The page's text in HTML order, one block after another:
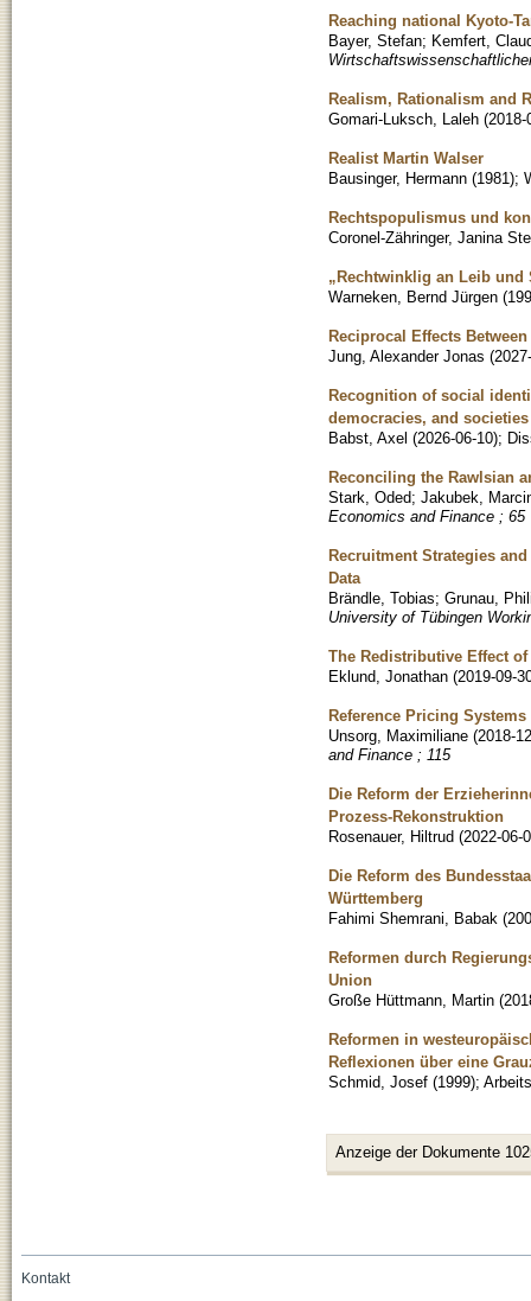
Reaching national Kyoto-
Bayer, Stefan; Kemfert,
Realism, Rationalism and
Gomari-Luksch, Laleh (2018-
Realist Martin Walser
Bausinger, Hermann (1981);
Rechtspopulismus und
Coronel-Zähringer, Janina
„Rechtwinklig an Leib und
Warneken, Bernd Jürgen (
Reciprocal Effects
Jung, Alexander Jonas (
Recognition of social
democracies, and societies
Babst, Axel (2026-06-10);
Reconciling the Rawlsian
Stark, Oded; Jakubek,
Economics and Finance ; 65
Recruitment Strategies
Data
Brändle, Tobias; Grunau,
University of Tübingen
The Redistributive Effect
Eklund, Jonathan (2019-09-
Reference Pricing
Unsorg, Maximiliane (2018-
and Finance ; 115
Die Reform der
Prozess-Rekonstruktion
Rosenauer, Hiltrud (2022-06-
Die Reform des
Württemberg
Fahimi Shemrani, Babak (
Reformen durch
Union
Große Hüttmann, Martin (
Reformen in
Reflexionen über eine
Schmid, Josef (1999);
Anzeige der Dokumente
Kontakt